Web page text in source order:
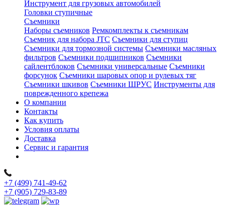
Инструмент для грузовых автомобилей
Головки ступичные
Съемники
Наборы съемников Ремкомплекты к съемникам
Съемник для набора JTC Съемники для ступиц
Съемники для тормозной системы Съемники масляных
фильтров Съемники подшипников Съемники
сайлентблоков Съемники универсальные Съемники
форсунок Съемники шаровых опор и рулевых тяг
Съемники шкивов Съемники ШРУС Инструменты для
поврежденного крепежа
О компании
Контакты
Как купить
Условия оплаты
Доставка
Сервис и гарантия
+7 (499) 741-49-62
+7 (905) 729-83-89